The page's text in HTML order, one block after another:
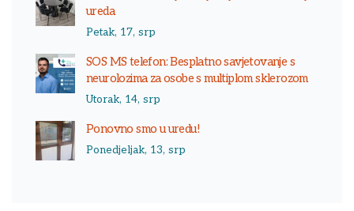
ureda
Petak, 17, srp
SOS MS telefon: Besplatno savjetovanje s
neurolozima za osobe s multiplom sklerozom
Utorak, 14, srp
Ponovno smo u uredu!
Ponedjeljak, 13, srp